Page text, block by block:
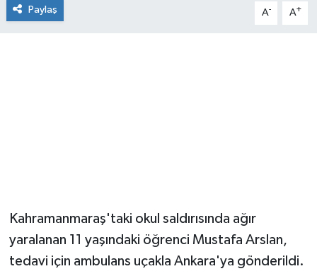
Paylaş A- A+
Kahramanmaraş'taki okul saldırısında ağır
yaralanan 11 yaşındaki öğrenci Mustafa Arslan,
tedavi için ambulans uçakla Ankara'ya gönderildi.